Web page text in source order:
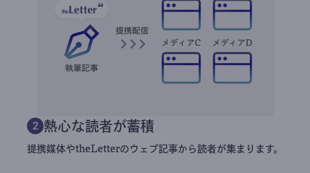
2 熱心な読者が蓄積
提携媒体やtheLetterのウェブ記事から読者が集まります。